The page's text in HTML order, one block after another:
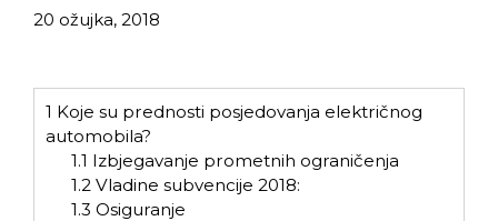
20 ožujka, 2018
1 Koje su prednosti posjedovanja električnog
automobila?
1.1 Izbjegavanje prometnih ograničenja
1.2 Vladine subvencije 2018:
1.3 Osiguranje